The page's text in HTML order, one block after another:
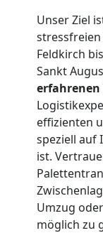
Unser Ziel
stressfreien
Feldkirch
Sankt
erfahrenen
effizienten
speziell auf
ist.
Umzug
möglich zu